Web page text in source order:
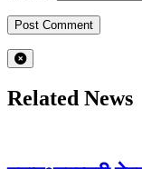
Related News